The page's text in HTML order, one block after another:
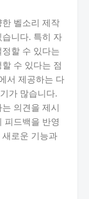
벨소리 제작
니다. 특히 자
할 수 있다는
수 있다는 점
서 제공하는 다
가 많습니다.
의견을 제시
피드백을 반영
로운 기능과